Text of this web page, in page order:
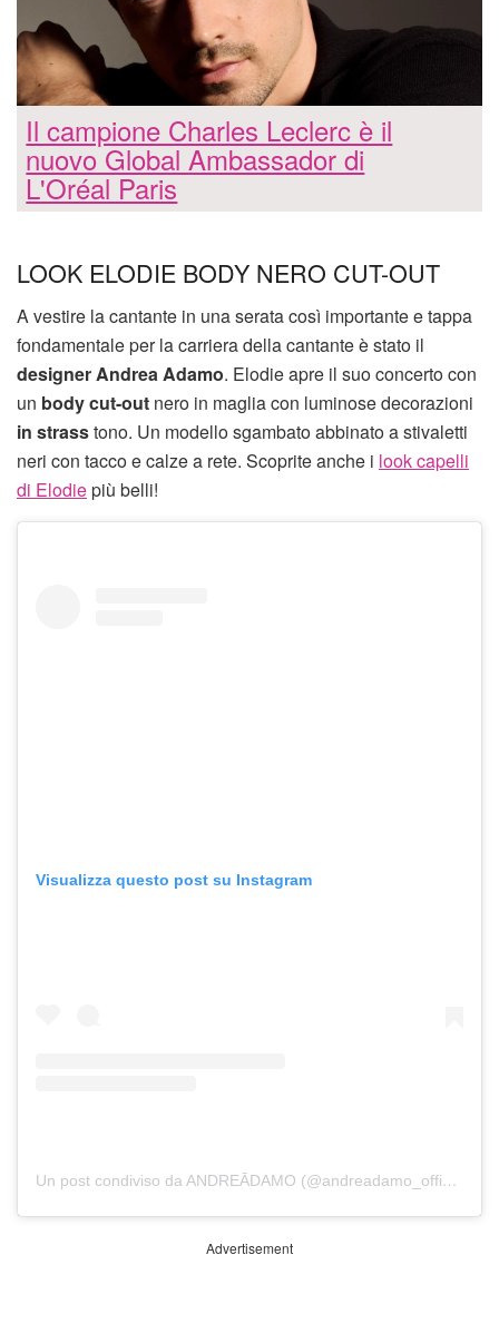
Il campione Charles Leclerc è il
nuovo Global Ambassador di
L'Oréal Paris
LOOK ELODIE BODY NERO CUT-OUT
A vestire la cantante in una serata così importante e tappa
fondamentale per la carriera della cantante è stato il
designer Andrea Adamo. Elodie apre il suo concerto con
un body cut-out nero in maglia con luminose decorazioni
in strasstono. Un modello sgambato abbinato a stivaletti
neri con tacco e calze a rete. Scoprite anche i look capelli
di Elodiepiù belli!
Visualizza questo post su Instagram
Un post condiviso da ANDREĀDAMO (@andreadamo_official)
Advertisement